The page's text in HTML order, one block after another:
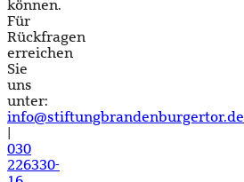
können.
Für
Rückfragen
erreichen
Sie
uns
unter:
info@stiftungbrandenburgertor.de
030
226330-